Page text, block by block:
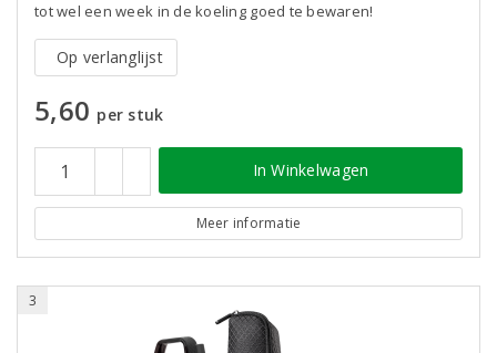
tot wel een week in de koeling goed te bewaren!
Op verlanglijst
5,60 per stuk
In Winkelwagen
Meer informatie
3